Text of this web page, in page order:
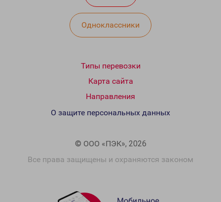
Одноклассники
Типы перевозки
Карта сайта
Направления
© ООО «ПЭК», 2026
Все права защищены и охраняются законом
О защите персональных данных